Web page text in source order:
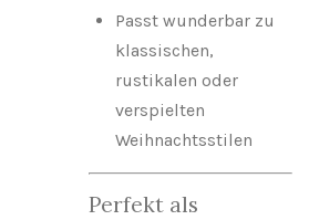
Passt wunderbar zu
klassischen,
rustikalen oder
verspielten
Weihnachtsstilen
Perfekt als